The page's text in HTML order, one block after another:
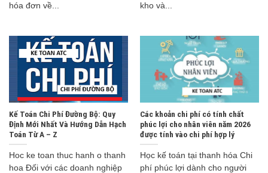
hóa đơn về...
kho và...
Kế Toán Chi Phí Đường Bộ: Quy
Định Mới Nhất Và Hướng Dẫn Hạch
Toán Từ A – Z
Hoc ke toan thuc hanh o thanh
hoa Đối với các doanh nghiệp
Các khoản chi phí có tính chất
phúc lợi cho nhân viên năm 2026
được tính vào chi phí hợp lý
Học kế toán tại thanh hóa Chi
phí phúc lợi dành cho người